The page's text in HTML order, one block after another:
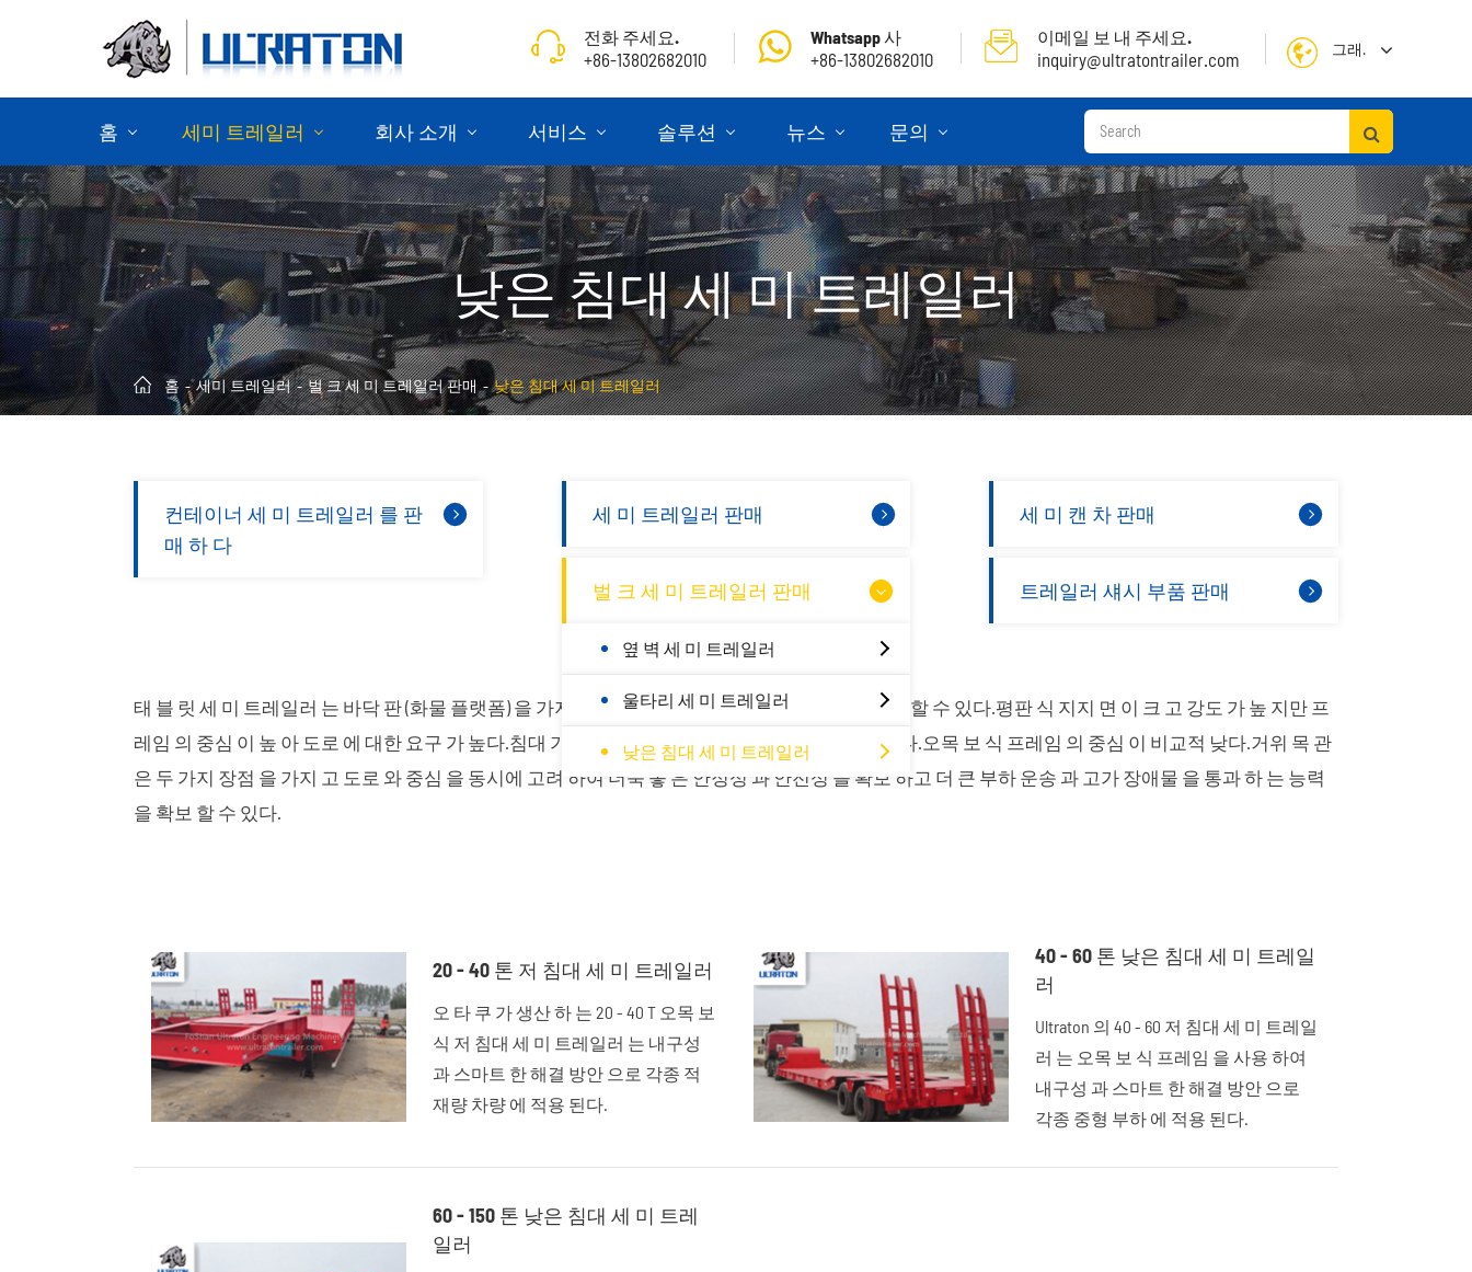
전화 주세요.
+86-13802682010
Whatsapp 사
+86-13802682010
이메일 보 내 주세요.
inquiry@ultratontrailer.com 그래.
English
日本語
한국어
français
Deutsch
Español
tiếng việt
홈 세미 트레일러
컨테이너 세 미 트레일러 를 판매 하
다
세 미 트레일러 판매
세 미 캔 차 판매
벌 크 세 미 트레일러 판매
회사 소개 서비스 솔루션 뉴스 문의
낮은 침대 세 미 트레일러
홈 세미 트레일러 벌 크 세 미 트레일러 판매 낮은 침대 세 미 트레일러
컨테이너 세 미 트레일러 를 판
매 하 다
세 미 트레일러 판매 세 미 캔 차 판매
벌 크 세 미 트레일러 판매
옆 벽 세 미 트레일러
울타리 세 미 트레일러
낮은 침대 세 미 트레일러
트레일러 섀시 부품 판매
태 블 릿 세 미 트레일러 는 바닥 판 (화물 플랫폼) 을 가지 고 일반 화물 을 운송 하 는 데 도 널리 사용 할 수 있다.평판 식 지지 면 이 크 고 강도 가 높 지만 프
레임 의 중심 이 높 아 도로 에 대한 요구 가 높다.침대 가 낮은 세 미 트레일러 는 좋 은 해결 방안 이다.오목 보 식 프레임 의 중심 이 비교적 낮다.거위 목 관
은 두 가지 장점 을 가지 고 도로 와 중심 을 동시에 고려 하여 더욱 좋 은 안정성 과 안전성 을 확보 하고 더 큰 부하 운송 과 고가 장애물 을 통과 하 는 능력
을 확보 할 수 있다.
20 - 40 톤 저 침대 세 미 트레일러
오 타 쿠 가 생산 하 는 20 - 40 T 오목 보
식 저 침대 세 미 트레일러 는 내구성
과 스마트 한 해결 방안 으로 각종 적
재량 차량 에 적용 된다.
40 - 60 톤 낮은 침대 세 미 트레일
러
Ultraton 의 40 - 60 저 침대 세 미 트레일
러 는 오목 보 식 프레임 을 사용 하여
내구성 과 스마트 한 해결 방안 으로
각종 중형 부하 에 적용 된다.
60 - 150 톤 낮은 침대 세 미 트레
일러